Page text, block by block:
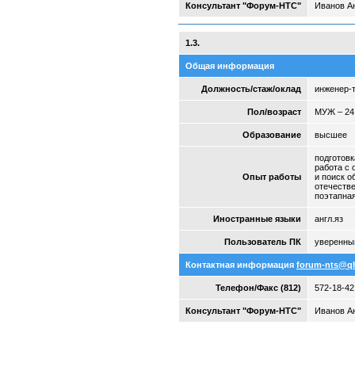
Консультант "Форум-НТС" Иванов
1.3.
Общая информация
Должность/стаж/оклад инженер-
Пол/возраст МУЖ – 24
Образование высшее
Опыт работы
работа с
и поиск
Иностранные языки англ.яз
Пользователь ПК
Контактная информация forum-
Телефон/Факс (812) 572-18-
Консультант "Форум-НТС" Иванов